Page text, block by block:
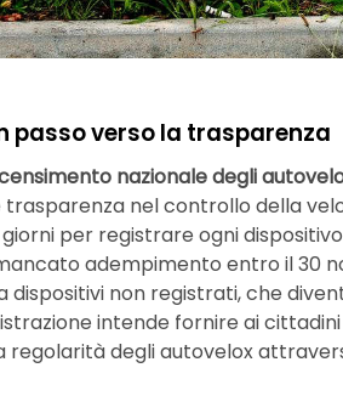
passo verso la trasparenza
nazionale degli
nel controllo della
per registrare ogni
adempimento entro il 30
dispositivi non registrati, che
intende fornire ai
degli autovelox